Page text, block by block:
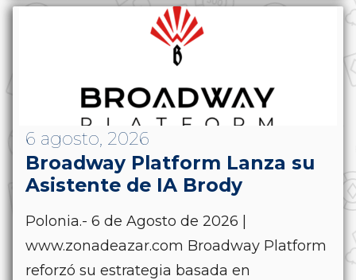
6 agosto, 2026
Broadway Platform Lanza su
Asistente de IA Brody
Polonia.- 6 de Agosto de 2026 |
www.zonadeazar.com Broadway Platform
reforzó su estrategia basada en